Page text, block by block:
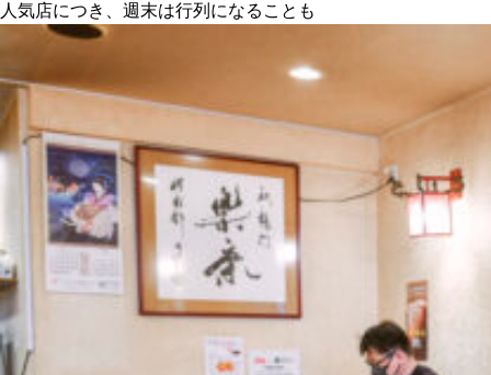
人気店につき、週末は行列になることも